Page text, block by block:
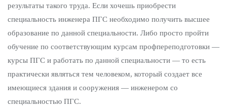
результаты такого труда. Если хочешь приобрести
специальность инженера ПГС необходимо получить высшее
образование по данной специальности. Либо просто пройти
обучение по соответствующим курсам профпереподготовки —
курсы ПГС и работать по данной специальности — то есть
практически являться тем человеком, который создает все
имеющиеся здания и сооружения — инженером со
специальностью ПГС.